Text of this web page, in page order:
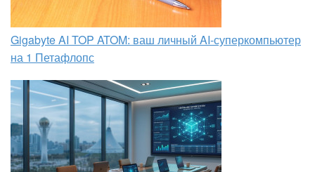
Gigabyte AI TOP ATOM: ваш личный AI-суперкомпьютер
на 1 Петафлопс